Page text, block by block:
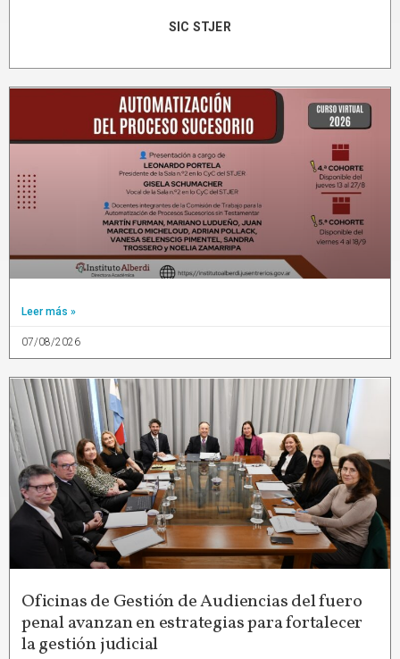
SIC STJER
Leer más »
07/08/2026
Oficinas de Gestión de Audiencias del fuero
penal avanzan en estrategias para fortalecer
la gestión judicial